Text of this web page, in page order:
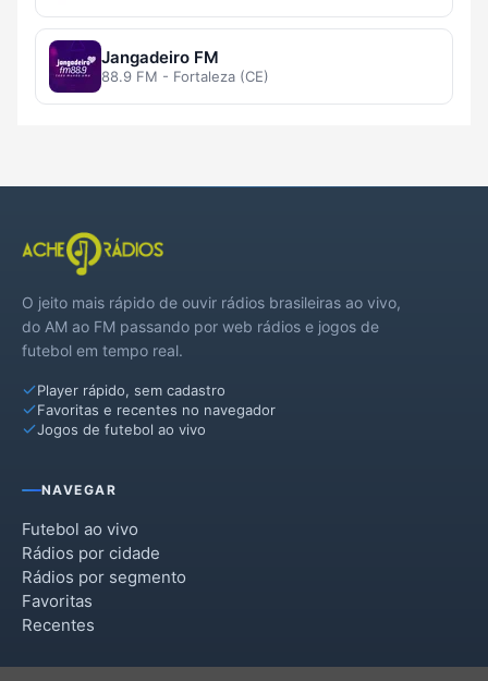
Jangadeiro FM
88.9 FM - Fortaleza (CE)
O jeito mais rápido de ouvir rádios brasileiras ao vivo,
do AM ao FM passando por web rádios e jogos de
futebol em tempo real.
Player rápido, sem cadastro
Favoritas e recentes no navegador
Jogos de futebol ao vivo
NAVEGAR
Futebol ao vivo
Rádios por cidade
Rádios por segmento
Favoritas
Recentes